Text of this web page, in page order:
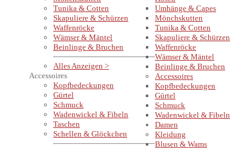
Tunika & Cotten
Skapuliere & Schürzen
Waffenröcke
Wämser & Mäntel
Beinlinge & Bruchen
Alles Anzeigen >
Accessoires
Kopfbedeckungen
Gürtel
Schmuck
Wadenwickel & Fibeln
Taschen
Schellen & Glöckchen
Umhänge & Capes
Mönchskutten
Tunika & Cotten
Skapuliere & Schürzen
Waffenröcke
Wämser & Mäntel
Beinlinge & Bruchen
Accessoires
Kopfbedeckungen
Gürtel
Schmuck
Wadenwickel & Fibeln
Damen
Kleidung
Blusen & Wams